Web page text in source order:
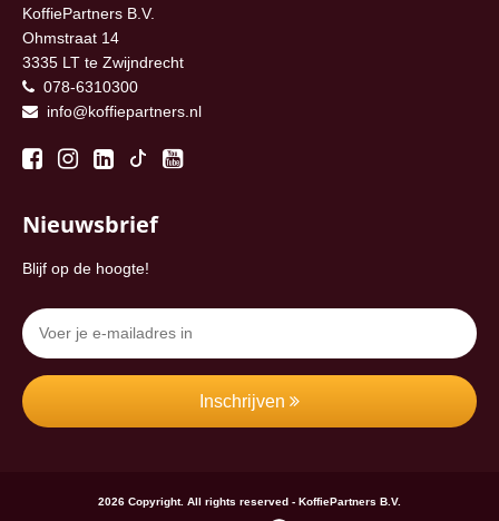
KoffiePartners B.V.
Ohmstraat 14
3335 LT te Zwijndrecht
078-6310300
info@koffiepartners.nl
Nieuwsbrief
Blijf op de hoogte!
Inschrijven
2026 Copyright. All rights reserved - KoffiePartners B.V.